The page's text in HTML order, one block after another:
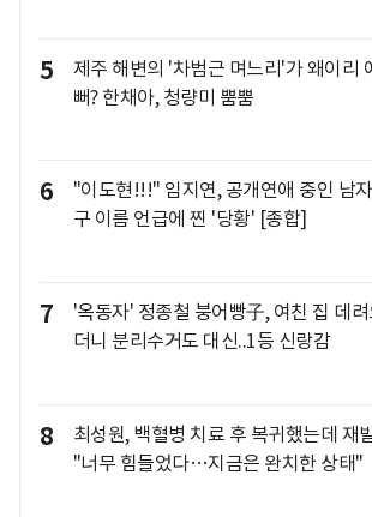
5
제주 해변의 '차범근 며느리'가 왜이리
뻐? 한채아, 청량미 뿜뿜
6
"이도현!!!" 임지연, 공개연애 중인 남
구 이름 언급에 찐 '당황' [종합]
7
'옥동자' 정종철 붕어빵子, 여친 집 데
더니 분리수거도 대신..1등 신랑감
8
최성원, 백혈병 치료 후 복귀했는데 재
"너무 힘들었다…지금은 완치한 상태"